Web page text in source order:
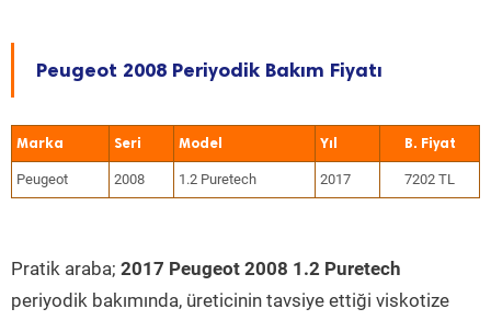
Peugeot 2008 Periyodik Bakım Fiyatı
Marka Seri Model Yıl
Peugeot 2008 1.2 Puretech 2017 7202 TL
Pratik araba; 2017 Peugeot 2008 1.2 Puretech
periyodik bakımında, üreticinin tavsiye ettiği viskotize